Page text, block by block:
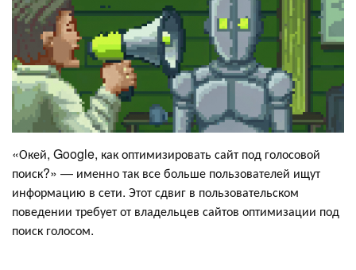
«Окей, Google, как оптимизировать сайт под голосовой
поиск?» — именно так все больше пользователей ищут
информацию в сети. Этот сдвиг в пользовательском
поведении требует от владельцев сайтов оптимизации под
поиск голосом.